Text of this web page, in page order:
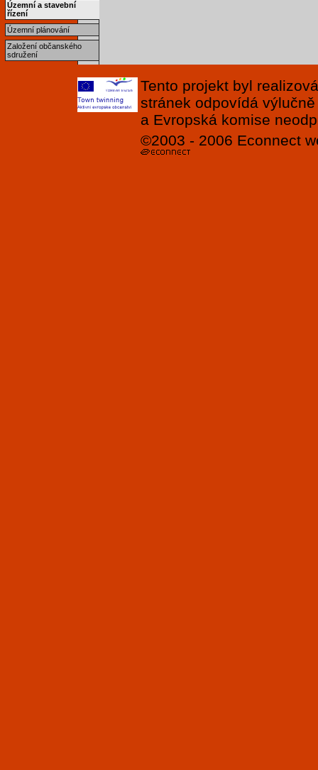
Územní a stavební
řízení
Územní plánování
Založení občanského
sdružení
Tento projekt byl
stránek odpovídá
a Evropská komise
©2003 - 2006 Econnect